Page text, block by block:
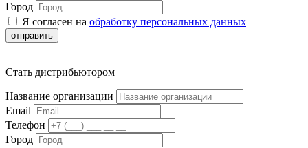
Город
Я согласен на обработку персональных данных
отправить
Стать дистрибьютором
Название организации
Email
Телефон
Город